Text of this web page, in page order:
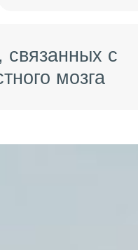
связанных с
мозга